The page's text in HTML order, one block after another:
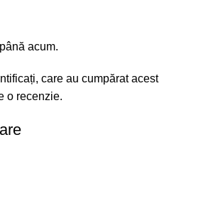
acum.
care au cumpărat acest
o recenzie.